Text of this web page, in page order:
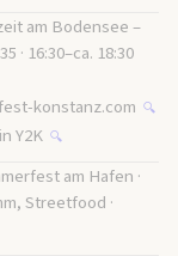
am Bodensee –
· 16:30–ca. 18:30
konstanz.com 🔍
Y2K 🔍
am Hafen ·
Streetfood ·